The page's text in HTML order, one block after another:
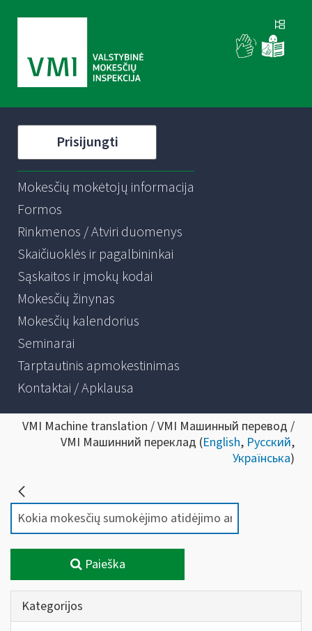
Prisijungti
Mokesčių mokėtojų informacija
Formos
Rinkmenos / Atviri duomenys
Skaičiuoklės ir pagalbininkai
Sąskaitos ir įmokų kodai
Mokesčių žinynas
Mokesčių kalendorius
Seminarai
Tarptautinis apmokestinimas
Kontaktai / Apklausa
VMI Machine translation / VMI Машинный перевод /
VMI Машинний переклад (English, Русский,
Українська)
Paieška
Kategorijos